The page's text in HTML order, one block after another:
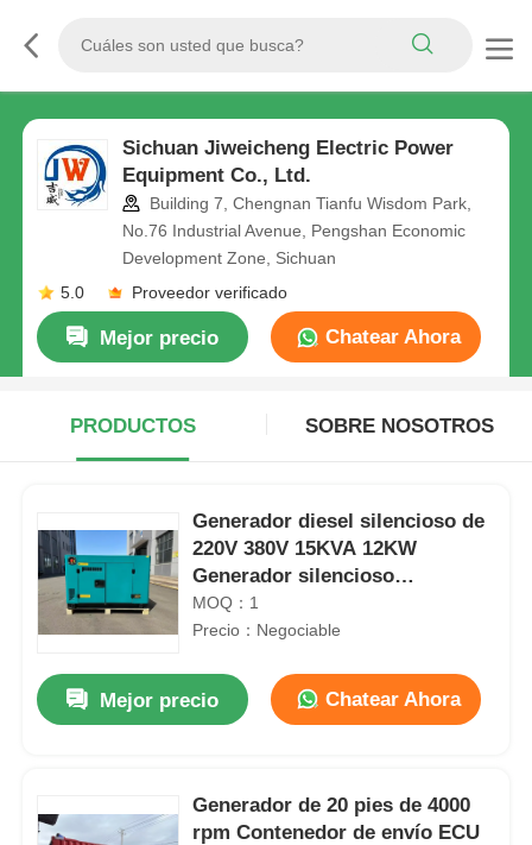
Sichuan Jiweicheng Electric Power
Equipment Co., Ltd.
Building 7, Chengnan Tianfu Wisdom Park,
No.76 Industrial Avenue, Pengshan Economic
Development Zone, Sichuan
5.0
Proveedor verificado
Mejor precio Chatear Ahora
PRODUCTOS SOBRE NOSOTROS
Generador diesel silencioso de
220V 380V 15KVA 12KW
Generador silencioso
personalizable
MOQ：1
Precio：Negociable
Mejor precio Chatear Ahora
Generador de 20 pies de 4000
rpm Contenedor de envío ECU